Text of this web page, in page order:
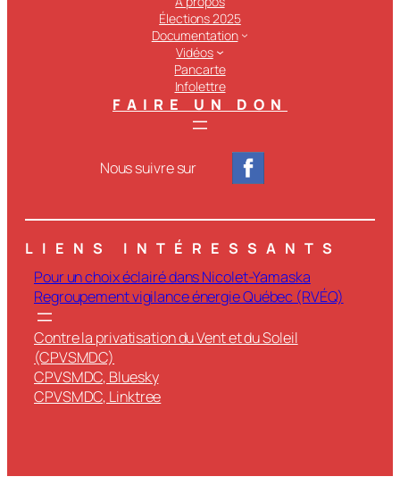
Élections 2025
Documentation
Vidéos
Pancarte
Infolettre
FAIRE UN DON
Nous suivre sur
LIENS INTÉRESSANTS
Pour un choix éclairé dans Nicolet-Yamaska
Regroupement vigilance énergie Québec (RVÉQ)
Contre la privatisation du Vent et du Soleil
(CPVSMDC)
CPVSMDC, Bluesky
CPVSMDC, Linktree